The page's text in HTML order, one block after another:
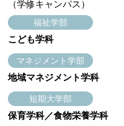
（学修キャンパス）
福祉学部
こども学科
マネジメント学部
地域マネジメント学科
短期大学部
保育学科／食物栄養学科